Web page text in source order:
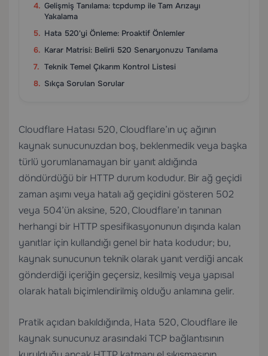
Gelişmiş Tanılama: tcpdump ile Tam Arızayı
Yakalama
Hata 520'yi Önleme: Proaktif Önlemler
Karar Matrisi: Belirli 520 Senaryonuzu Tanılama
Teknik Temel Çıkarım Kontrol Listesi
Sıkça Sorulan Sorular
Cloudflare Hatası 520, Cloudflare’ın uç ağının
kaynak sunucunuzdan boş, beklenmedik veya başka
türlü yorumlanamayan bir yanıt aldığında
döndürdüğü bir HTTP durum kodudur. Bir ağ geçidi
zaman aşımı veya hatalı ağ geçidini gösteren 502
veya 504’ün aksine, 520, Cloudflare’ın tanınan
herhangi bir HTTP spesifikasyonunun dışında kalan
yanıtlar için kullandığı genel bir hata kodudur; bu,
kaynak sunucunun teknik olarak yanıt verdiği ancak
gönderdiği içeriğin geçersiz, kesilmiş veya yapısal
olarak hatalı biçimlendirilmiş olduğu anlamına gelir.
Pratik açıdan bakıldığında, Hata 520, Cloudflare ile
kaynak sunucunuz arasındaki TCP bağlantısının